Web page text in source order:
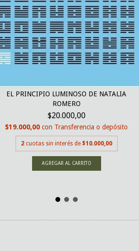
EL PRINCIPIO LUMINOSO DE NATALIA
ROMERO
$20.000,00
$19.000,00con Transferencia o depósito
2 cuotas sin interés de $10.000,00